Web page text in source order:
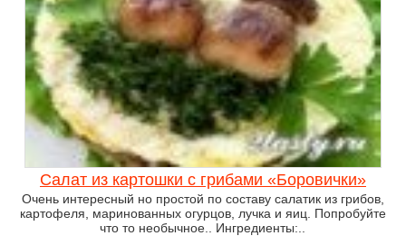
Салат из картошки с грибами «Боровички»
Очень интересный но простой по составу салатик из грибов,
картофеля, маринованных огурцов, лучка и яиц. Попробуйте
что то необычное.. Ингредиенты:..